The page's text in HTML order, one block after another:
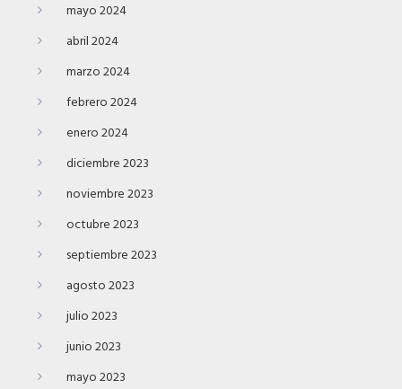
mayo 2024
abril 2024
marzo 2024
febrero 2024
enero 2024
diciembre 2023
noviembre 2023
octubre 2023
septiembre 2023
agosto 2023
julio 2023
junio 2023
mayo 2023